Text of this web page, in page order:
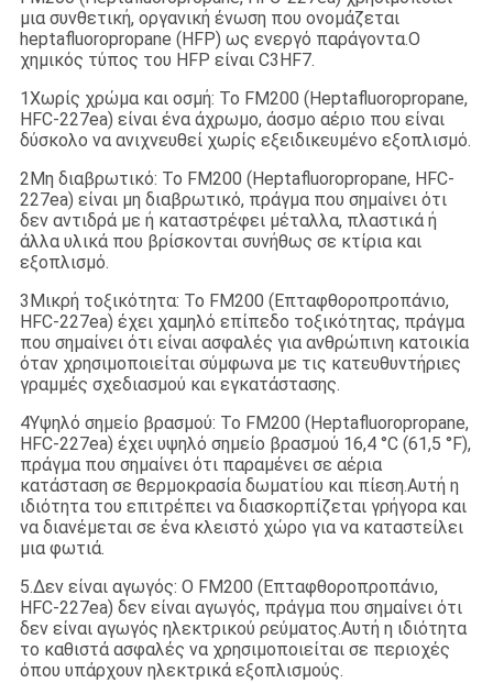
μια συνθετική, οργανική ένωση που ονομάζεται
heptafluoropropane (HFP) ως ενεργό παράγοντα.Ο
χημικός τύπος του HFP είναι C3HF7.
1Χωρίς χρώμα και οσμή: Το FM200 (Heptafluoropropane,
HFC-227ea) είναι ένα άχρωμο, άοσμο αέριο που είναι
δύσκολο να ανιχνευθεί χωρίς εξειδικευμένο εξοπλισμό.
2Μη διαβρωτικό: Το FM200 (Heptafluoropropane, HFC-
227ea) είναι μη διαβρωτικό, πράγμα που σημαίνει ότι
δεν αντιδρά με ή καταστρέφει μέταλλα, πλαστικά ή
άλλα υλικά που βρίσκονται συνήθως σε κτίρια και
εξοπλισμό.
3Μικρή τοξικότητα: Το FM200 (Επταφθοροπροπάνιο,
HFC-227ea) έχει χαμηλό επίπεδο τοξικότητας, πράγμα
που σημαίνει ότι είναι ασφαλές για ανθρώπινη κατοικία
όταν χρησιμοποιείται σύμφωνα με τις κατευθυντήριες
γραμμές σχεδιασμού και εγκατάστασης.
4Υψηλό σημείο βρασμού: Το FM200 (Heptafluoropropane,
HFC-227ea) έχει υψηλό σημείο βρασμού 16,4 °C (61,5 °F),
πράγμα που σημαίνει ότι παραμένει σε αέρια
κατάσταση σε θερμοκρασία δωματίου και πίεση.Αυτή η
ιδιότητα του επιτρέπει να διασκορπίζεται γρήγορα και
να διανέμεται σε ένα κλειστό χώρο για να καταστείλει
μια φωτιά.
5.Δεν είναι αγωγός: Ο FM200 (Επταφθοροπροπάνιο,
HFC-227ea) δεν είναι αγωγός, πράγμα που σημαίνει ότι
δεν είναι αγωγός ηλεκτρικού ρεύματος.Αυτή η ιδιότητα
το καθιστά ασφαλές να χρησιμοποιείται σε περιοχές
όπου υπάρχουν ηλεκτρικά εξοπλισμούς.